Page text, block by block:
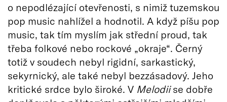
o nepodlézající otevřenosti, s nimiž tuzemskou
pop music nahlížel a hodnotil. A když píšu pop
music, tak tím myslím jak střední proud, tak
třeba folkové nebo rockové „okraje“. Černý
totiž v soudech nebyl rigidní, sarkastický,
sekyrnický, ale také nebyl bezzásadový. Jeho
kritické srdce bylo široké. V Melodiise dobře